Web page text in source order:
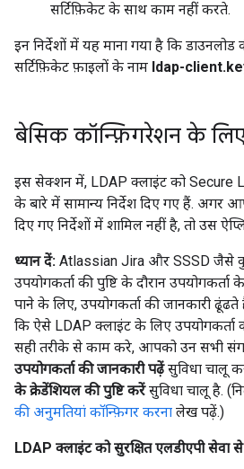
सर्टिफ़िकेट के साथ काम नहीं करते.
इन निर्देशों में यह माना गया है कि
सर्टिफ़िकेट फ़ाइलों के नाम ldap-
बेसिक कॉन्फ़िगरेशन के लिए
इस सेक्शन में, LDAP क्लाइंट को Secure
के बारे में सामान्य निर्देश दिए गए हैं. अगर
दिए गए निर्देशों में शामिल नहीं है, तो उस
ध्यान दें: Atlassian Jira और SSSD जैसे
उपयोगकर्ता की पुष्टि के दौरान उपयोगकर्ता
पाने के लिए, उपयोगकर्ता की जानकारी
कि ऐसे LDAP क्लाइंट के लिए उपयोगकर्ता
सही तरीके से काम करे, आपको उन सभी
उपयोगकर्ता की जानकारी पढ़ेंसुविधा चालू
के क्रेडेंशियल की पुष्टि करेंसुविधा चालू है.
की अनुमतियां कॉन्फ़िगर करना लेख पढ़ें.)
LDAP क्लाइंट को सुरक्षित एलडीएपी